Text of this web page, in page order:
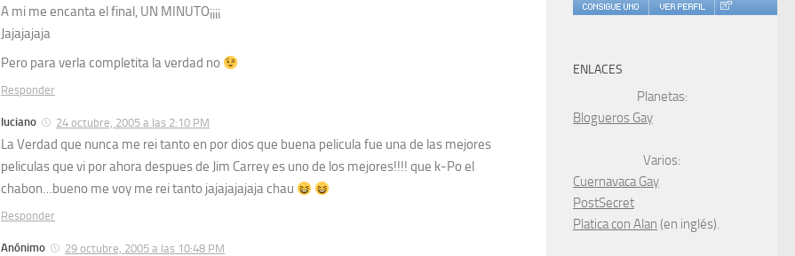
A mi me encanta el final, UN MINUTO¡¡¡¡
Jajajajaja
Pero para verla completita la verdad no
Responder
luciano 24 octubre, 2005 a las 2:10 PM
La Verdad que nunca me rei tanto en por dios que buena pelicula fue una de las mejores
peliculas que vi por ahora despues de Jim Carrey es uno de los mejores!!!! que k-Po el
chabon…bueno me voy me rei tanto jajajajajaja chau
Responder
Anónimo 29 octubre, 2005 a las 10:48 PM
ENLACES
Planetas:
Blogueros Gay
Varios:
Cuernavaca Gay
PostSecret
Platica con Alan (en inglés).